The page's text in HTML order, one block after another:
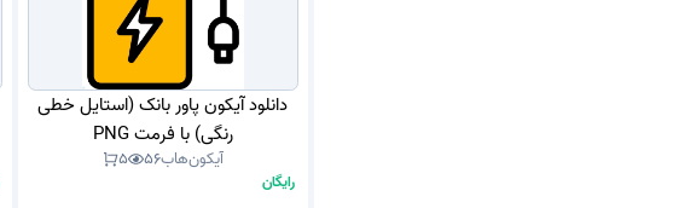
دانلود آیکون پاور بانک (استایل خطی
رنگی) با فرمت PNG
آیکون‌هاب56
5
رایگان